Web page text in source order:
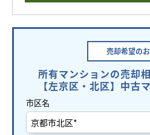
売却希望の
所有マンションの売却
【左京区・北区】中古
市区名